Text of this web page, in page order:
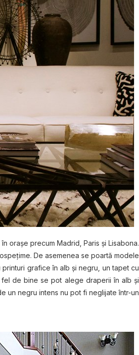
oraşe precum Madrid, Paris şi Lisabona.
De asemenea se poartă modele
grafice în alb şi negru, un tapet cu
fel de bine se pot alege draperii în alb şi
un negru intens nu pot fi neglijate într-un